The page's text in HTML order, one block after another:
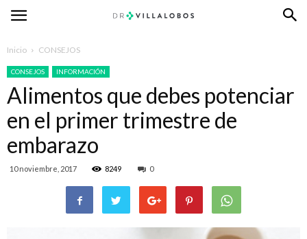
Inicio CONSEJOS
CONSEJOS INFORMACIÓN
Alimentos que debes potenciar
en el primer trimestre de
embarazo
10 noviembre, 2017 8249 0